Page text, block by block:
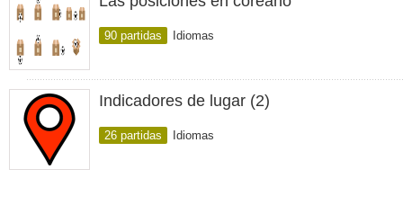
90 partidas Idiomas
Indicadores de lugar (2)
26 partidas Idiomas